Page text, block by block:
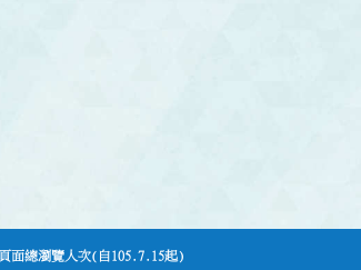
面總瀏覽人次(自105.7.15起)